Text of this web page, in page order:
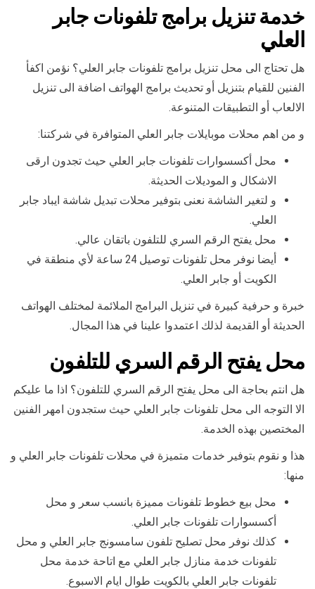
خدمة تنزيل برامج تلفونات جابر
العلي
هل تحتاج الى محل تنزيل برامج تلفونات جابر العلي؟ نؤمن اكفأ
الفنين للقيام بتنزيل أو تحديث برامج الهواتف اضافة الى تنزيل
الالعاب أو التطبيقات المتنوعة.
و من اهم محلات موبايلات جابر العلي المتوافرة في شركتنا:
محل أكسسوارات تلفونات جابر العلي حيث تجدون ارقى
الاشكال و الموديلات الحديثة.
و لتغير الشاشة نعنى بتوفير محلات تبديل شاشة ايباد جابر
العلي.
محل يفتح الرقم السري للتلفون باتقان عالي.
أيضا نوفر محل تلفونات توصيل 24 ساعة لأي منطقة في
الكويت أو جابر العلي.
خبرة و حرفية كبيرة في تنزيل البرامج الملائمة لمختلف الهواتف
الحديثة أو القديمة لذلك اعتمدوا علينا في هذا المجال.
محل يفتح الرقم السري للتلفون
هل انتم بحاجة الى محل يفتح الرقم السري للتلفون؟ اذا ما عليكم
الا التوجه الى محل تلفونات جابر العلي حيث ستجدون امهر الفنين
المختصين بهذه الخدمة.
هذا و نقوم بتوفير خدمات متميزة في محلات تلفونات جابر العلي و
منها:
محل بيع خطوط تلفونات مميزة بانسب سعر و محل
أكسسوارات تلفونات جابر العلي.
كذلك نوفر محل تصليح تلفون سامسونج جابر العلي و محل
تلفونات خدمة منازل جابر العلي مع اتاحة خدمة محل
تلفونات جابر العلي بالكويت طوال ايام الاسبوع.